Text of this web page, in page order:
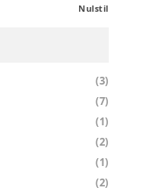
Nulstil
(3)
(7)
(1)
(2)
(1)
(2)